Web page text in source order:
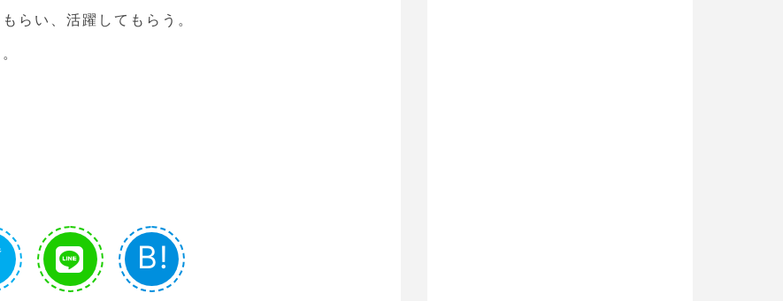
らい、活躍してもらう。
B!